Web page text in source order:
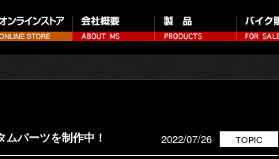
パーツを制作中！ TOPIC
2022/07/26